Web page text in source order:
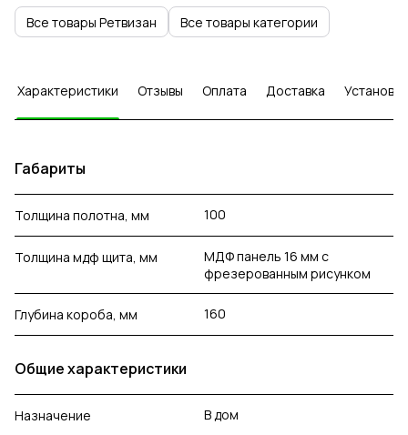
Все товары Ретвизан Все товары категории
Характеристики Отзывы Оплата Доставка Установка
Габариты
Толщина полотна, мм 100
Толщина мдф щита, мм
МДФ панель 16 мм с
фрезерованным рисунком
Глубина короба, мм 160
Общие характеристики
Назначение В дом